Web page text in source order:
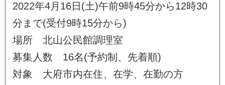
2022年4月 16日 (土)午前9時45分から12時30
分 ま で(受付9時15分から)
場所 北山公民館調理室
募集 人数 16名(予約制 、 先着順)
対象 大府市内在住、 在学、 在勤の方